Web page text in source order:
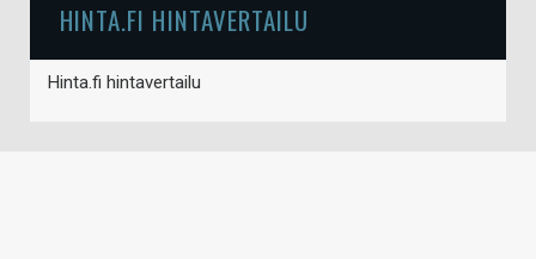
HINTA.FI HINTAVERTAILU
Hinta.fi hintavertailu